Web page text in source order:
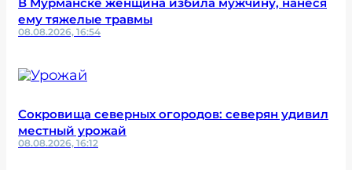
В Мурманске женщина избила мужчину, нанеся
ему тяжелые травмы
08.08.2026, 16:54
Сокровища северных огородов: северян удивил
местный урожай
08.08.2026, 16:12